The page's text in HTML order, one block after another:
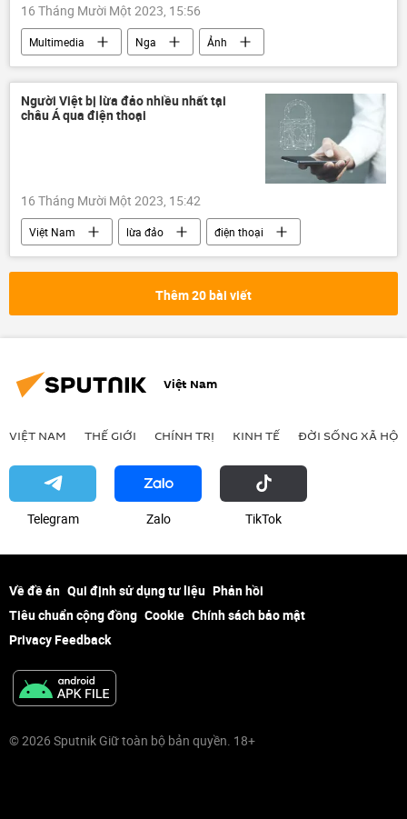
16 Tháng Mười Một 2023, 15:56
Multimedia Nga
Ảnh
người đẹp
Người Việt bị lừa đảo nhiều nhất tại
châu Á qua điện thoại
16 Tháng Mười Một 2023, 15:42
Việt Nam lừa đảo
điện thoại
Châu Á
Facebook
Thêm 20 bài viết
Việt Nam
VIỆT NAM THẾ GIỚI CHÍNH TRỊ KINH TẾ ĐỜI SỐNG XÃ HỘI
Telegram Zalo ТikТоk
Về đề án Qui định sử dụng tư liệu Phản hồi
Tiêu chuẩn cộng đồng Cookie Chính sách bảo mật
Privacy Feedback
© 2026 Sputnik Giữ toàn bộ bản quyền. 18+